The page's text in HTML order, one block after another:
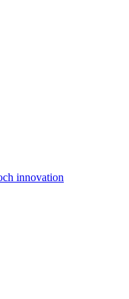
innovation